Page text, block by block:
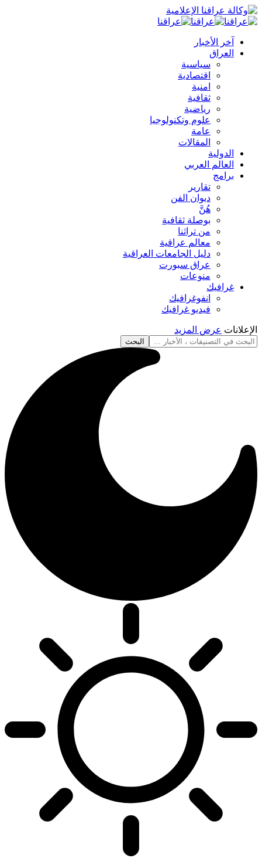
آخر الأخبار
العراق
سياسية
اقتصادية
امنية
ثقافية
رياضية
علوم وتكنولوجيا
عامة
المقالات
الدولية
العالم العربي
برامج
تقارير
ديوان الفن
هُنَّ
بوصلة ثقافية
من تراثنا
معالم عراقية
دليل الجامعات العراقية
عراق سبورت
منوعات
غرافيك
انفوغرافيك
فيديو غرافيك
الإعلانات عرض المزيد